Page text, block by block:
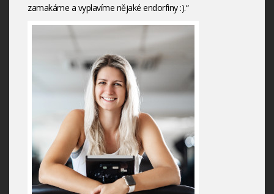
zamakáme a vyplavíme nějaké endorfiny :).“